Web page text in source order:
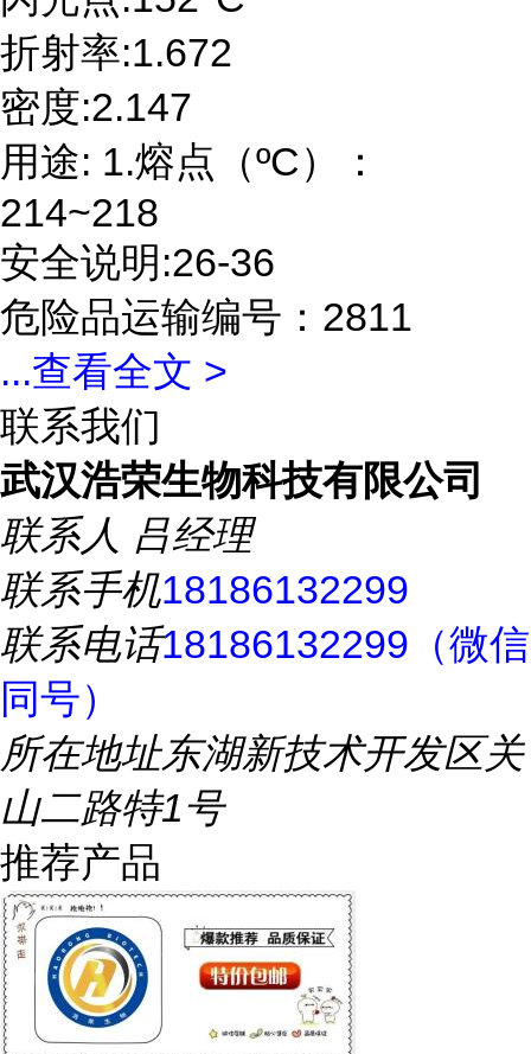
折射率:1.672
密度:2.147
用途: 1.熔点（ºC）：
214~218
安全说明:26-36
危险品运输编号：2811
...查看全文 >
联系我们
武汉浩荣生物科技有限公司
联系人 吕经理
联系手机18186132299
联系电话18186132299（微信
同号）
所在地址东湖新技术开发区关
山二路特1号
推荐产品